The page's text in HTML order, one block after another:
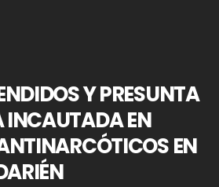
Y PRESUNTA
EN
EN